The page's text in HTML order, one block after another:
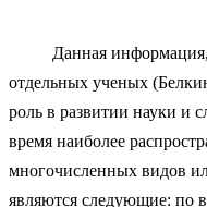
Данная информация,
отдельных ученых
роль в развитии науки и
время наиболее
многочисленных видов
являются следующие: по